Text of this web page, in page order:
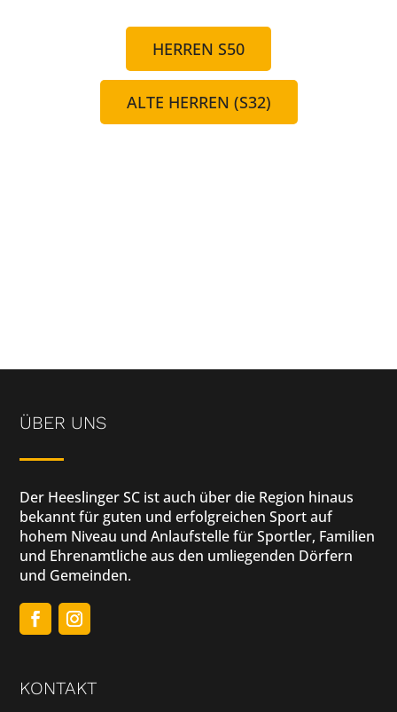
HERREN S50
ALTE HERREN (S32)
ÜBER UNS
Der Heeslinger SC ist auch über die Region hinaus
bekannt für guten und erfolgreichen Sport auf
hohem Niveau und Anlaufstelle für Sportler, Familien
und Ehrenamtliche aus den umliegenden Dörfern
und Gemeinden.
KONTAKT